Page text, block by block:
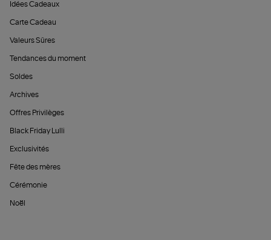
Idées Cadeaux
Carte Cadeau
Valeurs Sûres
Tendances du moment
Soldes
Archives
Offres Privilèges
Black Friday Lulli
Exclusivités
Fête des mères
Cérémonie
Noël